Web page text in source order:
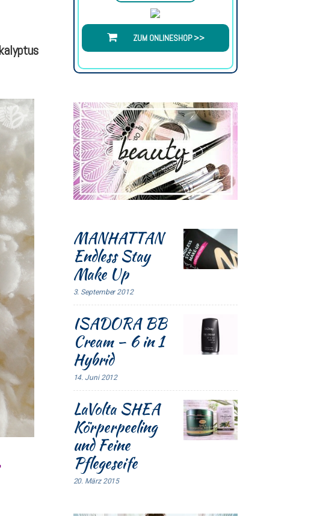
ZUM ONLINESHOP >>
MANHATTAN
Endless Stay
Make Up
3. September 2012
ISADORA BB
Cream – 6 in 1
Hybrid
14. Juni 2012
LaVolta SHEA
Körperpeeling
und Feine
Pflegeseife
20. März 2015